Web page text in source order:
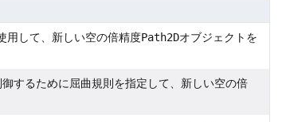
用して、新しい空の倍精度Path2Dオブジェクトを
するために屈曲規則を指定して、新しい空の倍